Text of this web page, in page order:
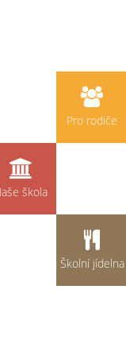
Pro rodiče
škola
Školní jídelna